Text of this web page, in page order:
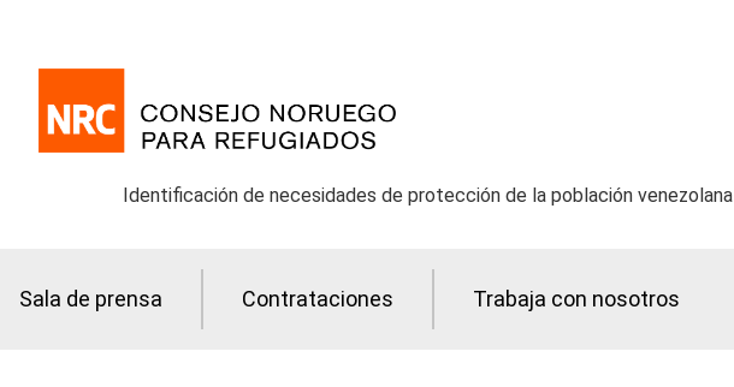
Identificación de necesidades de protección de la población venezolana
Sala de prensa Contrataciones Trabaja con nosotros